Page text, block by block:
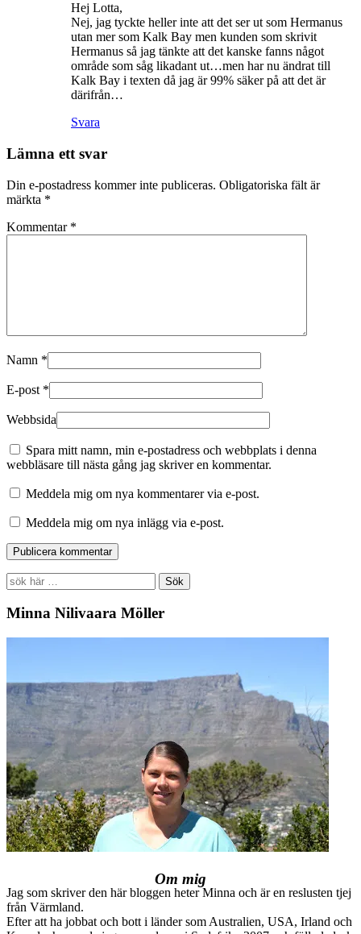
Hej Lotta,
Nej, jag tyckte heller inte att det ser ut som Hermanus
utan mer som Kalk Bay men kunden som skrivit
Hermanus så jag tänkte att det kanske fanns något
område som såg likadant ut…men har nu ändrat till
Kalk Bay i texten då jag är 99% säker på att det är
därifrån…
Svara
Lämna ett svar
Din e-postadress kommer inte publiceras. Obligatoriska fält är
märkta *
Kommentar *
Namn *
E-post *
Webbsida
Spara mitt namn, min e-postadress och webbplats i denna
webbläsare till nästa gång jag skriver en kommentar.
Meddela mig om nya kommentarer via e-post.
Meddela mig om nya inlägg via e-post.
Search
for:
Minna Nilivaara Möller
Om mig
Jag som skriver den här bloggen heter Minna och är en reslusten tjej
från Värmland.
Efter att ha jobbat och bott i länder som Australien, USA, Irland och